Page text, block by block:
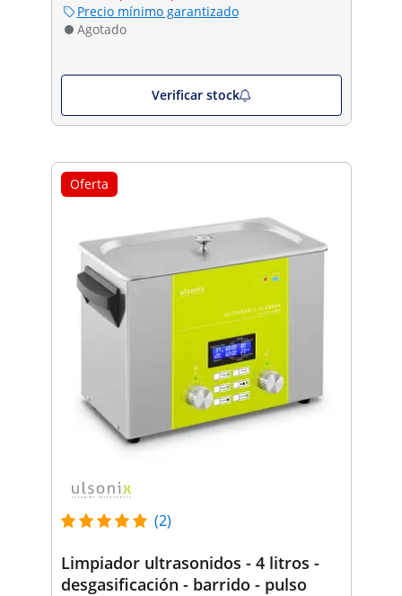
Precio mínimo garantizado
Agotado
Verificar stock
Oferta
(2)
Limpiador ultrasonidos - 4 litros -
desgasificación - barrido - pulso